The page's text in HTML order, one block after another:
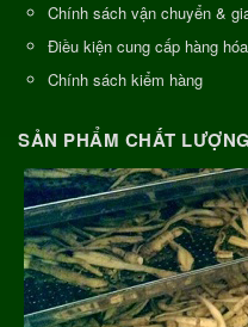
Chính sách vận chuyển &
Điều kiện cung cấp hàng hóa
Chính sách kiểm hàng
SẢN PHẨM CHẤT